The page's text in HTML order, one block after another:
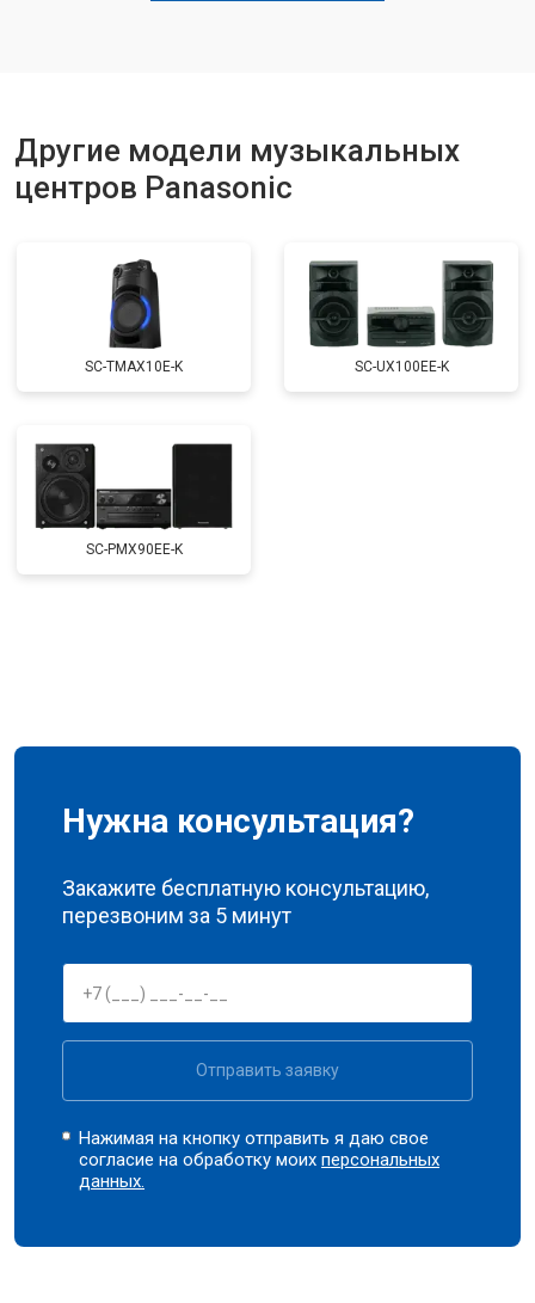
Другие модели музыкальных
центров Panasonic
SC-TMAX10E-K SC-UX100EE-K
SC-PMX90EE-K
Нужна консультация?
Закажите бесплатную консультацию,
перезвоним за 5 минут
Отправить заявку
Нажимая на кнопку отправить я даю свое
согласие на обработку моихперсональных
данных.